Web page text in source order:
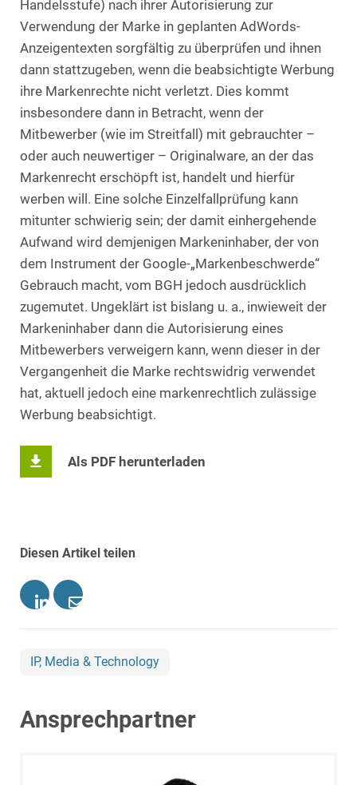
Handelsstufe) nach ihrer Autorisierung zur
Verwendung der Marke in geplanten AdWords-
Anzeigentexten sorgfältig zu überprüfen und ihnen
dann stattzugeben, wenn die beabsichtigte Werbung
ihre Markenrechte nicht verletzt. Dies kommt
insbesondere dann in Betracht, wenn der
Mitbewerber (wie im Streitfall) mit gebrauchter –
oder auch neuwertiger – Originalware, an der das
Markenrecht erschöpft ist, handelt und hierfür
werben will. Eine solche Einzelfallprüfung kann
mitunter schwierig sein; der damit einhergehende
Aufwand wird demjenigen Markeninhaber, der von
dem Instrument der Google-„Markenbeschwerde“
Gebrauch macht, vom BGH jedoch ausdrücklich
zugemutet. Ungeklärt ist bislang u. a., inwieweit der
Markeninhaber dann die Autorisierung eines
Mitbewerbers verweigern kann, wenn dieser in der
Vergangenheit die Marke rechtswidrig verwendet
hat, aktuell jedoch eine markenrechtlich zulässige
Werbung beabsichtigt.
Als PDF herunterladen
Diesen Artikel teilen
IP, Media & Technology
Ansprechpartner